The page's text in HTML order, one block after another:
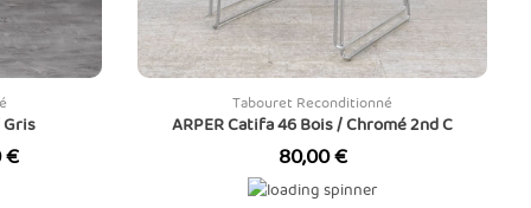
€
Tabouret Reconditionné
ARPER Catifa 46 Bois / Chromé 2nd C
Prix
80,00 €